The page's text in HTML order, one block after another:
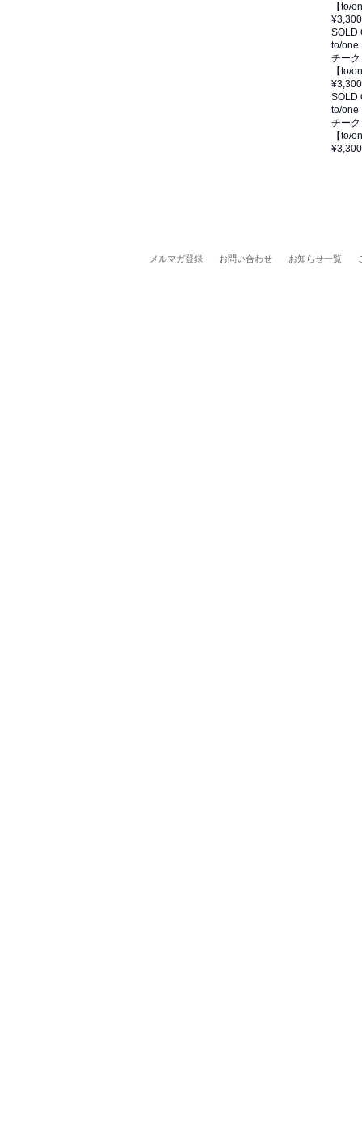
【to/
¥3,300
SOLD
to/one
チーク
【to/
¥3,300
SOLD
to/one
チーク
【to/
¥3,300
メルマガ登録 お問い合わせ お知らせ一覧